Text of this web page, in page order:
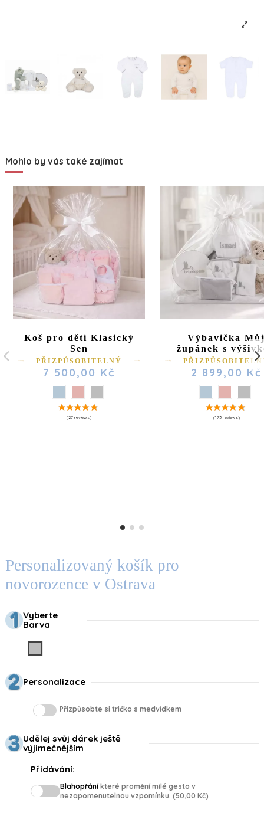
Mohlo by vás také zajímat
Koš pro děti Klasický
Sen
PŘIZPŮSOBITELNÝ
7 500,00 Kč
Výbavička
župánek s
2 899,00 Kč
Personalizovaný košík pro
novorozence v Ostrava
Vyberte
Barva
Personalizace
Přizpůsobte si tričko s medvídkem
Udělej svůj dárek ještě
výjimečnějším
Přidávání:
Blahopřání které promění milé gesto v
nezapomenutelnou vzpomínku. (50,00 Kč)